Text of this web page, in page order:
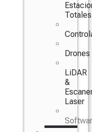
Totales
Drones
LiDAR
&
Laser